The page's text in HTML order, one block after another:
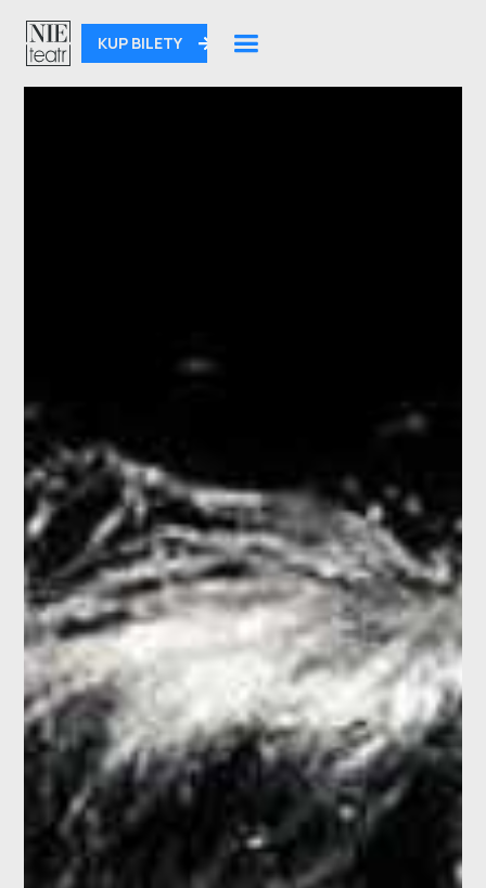
KUP BILETY